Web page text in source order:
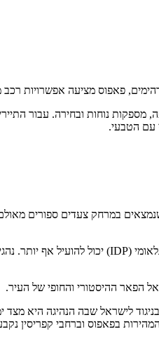
פאפוס מציעה אפשרויות רכב
מספקות נוחות ובחירה. עבור
עם הטבעי.
במרחק צעדים ספורים
לישראל שבה הנהיגה היא